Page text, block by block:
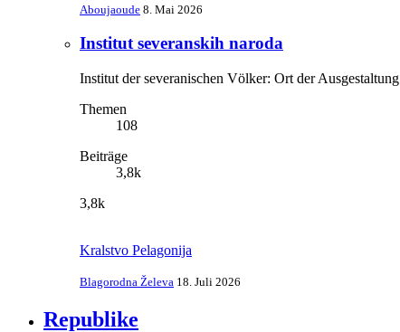
Aboujaoude 8. Mai 2026
Institut severanskih naroda
Institut der severanischen Völker: Ort der Ausgestaltung
Themen
108
Beiträge
3,8k
3,8k
Kralstvo Pelagonija
Blagorodna Želeva 18. Juli 2026
Republike